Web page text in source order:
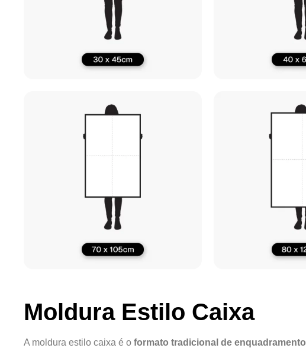
Moldura Estilo Caixa
A moldura estilo caixa é o formato tradicional de enquadramento